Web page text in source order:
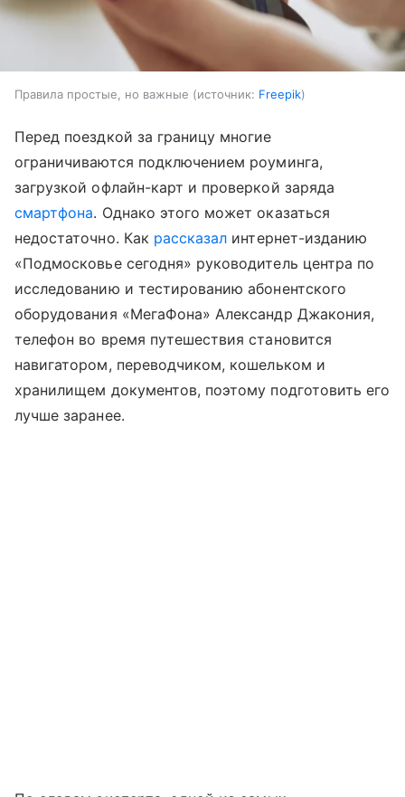
Правила простые, но важные источник: Freepik
Перед поездкой за границу многие
ограничиваются подключением роуминга,
загрузкой офлайн-карт и проверкой заряда
смартфона. Однако этого может оказаться
недостаточно. Как рассказал интернет-изданию
«Подмосковье сегодня» руководитель центра по
исследованию и тестированию абонентского
оборудования «МегаФона» Александр Джакония,
телефон во время путешествия становится
навигатором, переводчиком, кошельком и
хранилищем документов, поэтому подготовить его
лучше заранее.